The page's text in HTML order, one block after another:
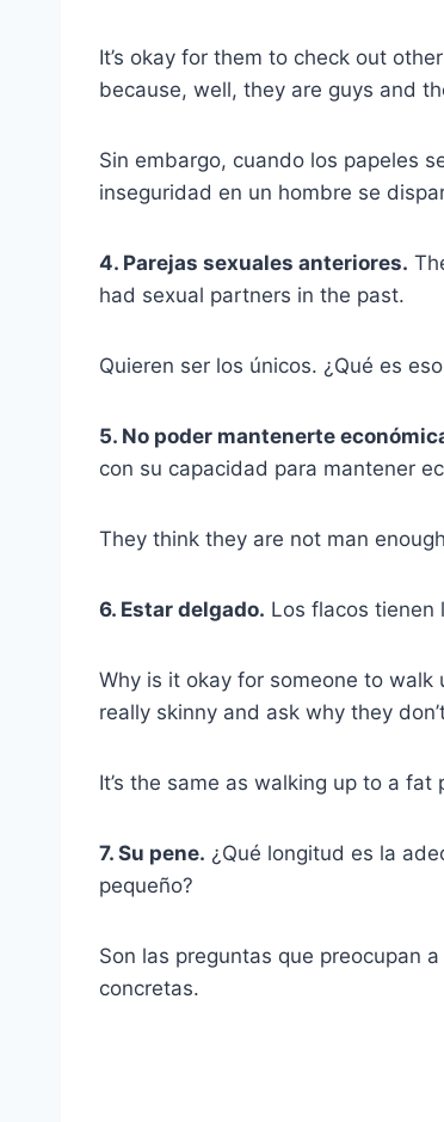
It’s okay for them to check out
because, well, they are guys and
Sin embargo, cuando los papeles
inseguridad en un hombre se
4. Parejas sexuales anteriores.
had sexual partners in the past.
Quieren ser los únicos. ¿Qué es
5. No poder mantenerte
con su capacidad para mantener
They think they are not man
6. Estar delgado. Los flacos tienen
Why is it okay for someone to
really skinny and ask why they
It’s the same as walking up to a
7. Su pene. ¿Qué longitud es la
pequeño?
Son las preguntas que preocupan
concretas.